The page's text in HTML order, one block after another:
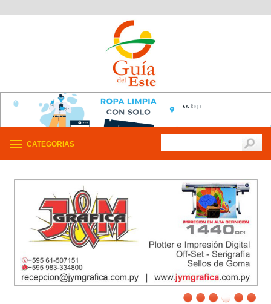
CATEGORIAS